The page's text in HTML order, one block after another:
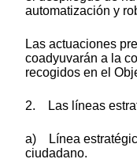
automatización y
Las actuaciones
coadyuvarán a la
recogidos en el
2. Las líneas
a) Línea
ciudadano.